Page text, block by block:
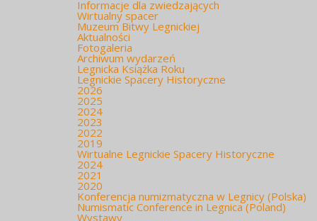
Informacje dla zwiedzających
Wirtualny spacer
Muzeum Bitwy Legnickiej
Aktualności
Fotogaleria
Archiwum wydarzeń
Legnicka Książka Roku
Legnickie Spacery Historyczne
2026
2025
2024
2023
2022
2019
Wirtualne Legnickie Spacery Historyczne
2024
2021
2020
Konferencja numizmatyczna w Legnicy (Polska)
Numismatic Conference in Legnica (Poland)
Wystawy